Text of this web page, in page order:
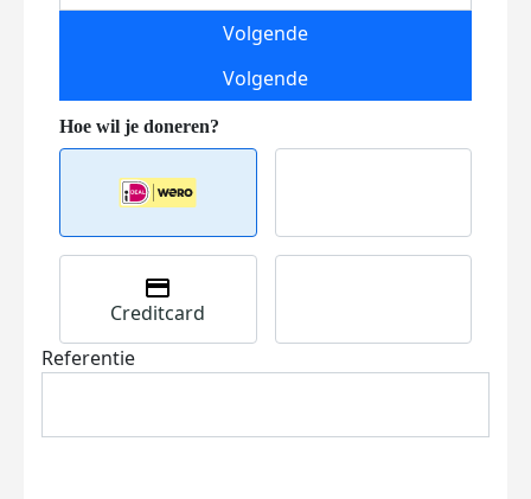
Volgende
Volgende
Creditcard
Referentie